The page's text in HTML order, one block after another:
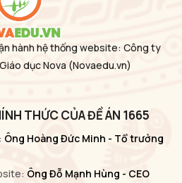
hành hệ thống website: Công ty
dục Nova (Novaedu.vn)
THỨC CỦA ĐỀ ÁN 1665
Ông Hoàng Đức Minh - Tổ trưởng
Ông Đỗ Mạnh Hùng - CEO